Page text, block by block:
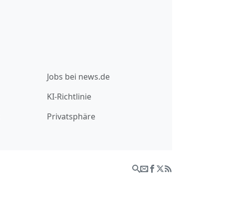
Jobs bei news.de
KI-Richtlinie
Privatsphäre